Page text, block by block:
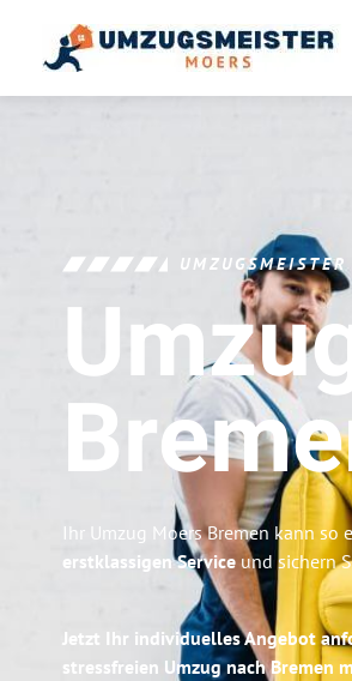
UMZUGSMEISTER
Ihr Umzug Moers Bremen kann so
erstklassigen Service und sichern
Jetzt Ihr individuelles Angebot
stressfreien Umzug nach Bremen